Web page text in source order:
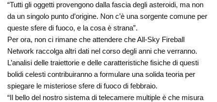
“Tutti gli oggetti provengono dalla fascia degli asteroidi, ma non
da un singolo punto d’origine. Non c’è una sorgente comune per
queste sfere di fuoco, e la cosa è strana”.
Per ora, non ci rimane che attendere che All-Sky Fireball
Network raccolga altri dati nel corso degli anni che verranno.
L’analisi delle traiettorie e delle caratteristiche fisiche di questi
bolidi celesti contribuiranno a formulare una solida teoria per
spiegare le misteriose sfere di fuoco di febbraio.
“Il bello del nostro sistema di telecamere multiple è che misura